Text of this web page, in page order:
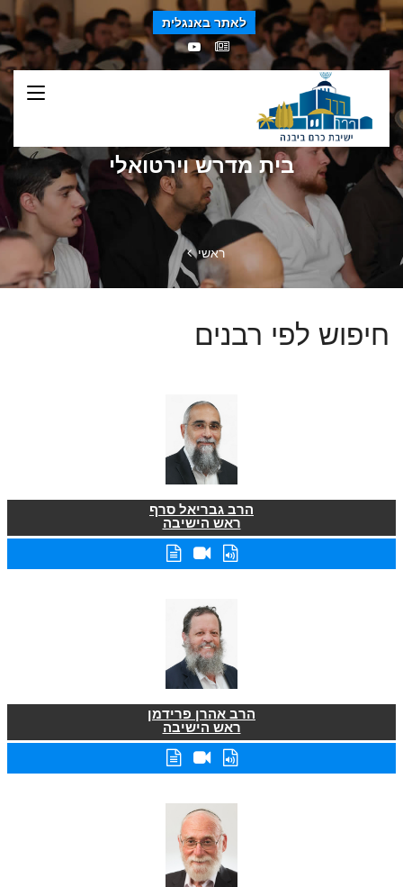
לאתר באנגלית
בית מדרש וירטואלי
ראשי
חיפוש לפי רבנים
הרב גבריאל סרף
ראש הישיבה
הרב אהרן פרידמן
ראש הישיבה